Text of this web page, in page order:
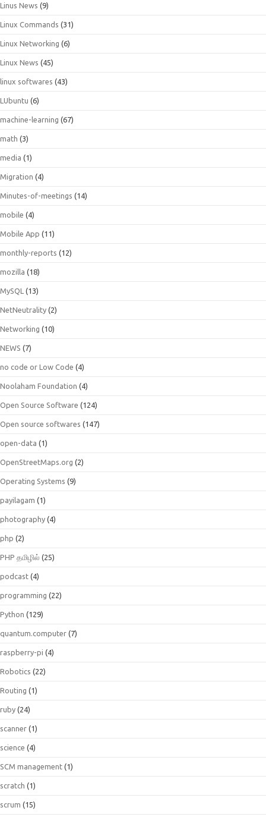
Linus News (9)
Linux Commands (31)
Linux Networking (6)
Linux News (45)
linux softwares (43)
LUbuntu (6)
machine-learning (67)
math (3)
media (1)
Migration (4)
Minutes-of-meetings (14)
mobile (4)
Mobile App (11)
monthly-reports (12)
mozilla (18)
MySQL (13)
NetNeutrality (2)
Networking (10)
NEWS (7)
no code or Low Code (4)
Noolaham Foundation (4)
Open Source Software (124)
Open source softwares (147)
open-data (1)
OpenStreetMaps.org (2)
Operating Systems (9)
payilagam (1)
photography (4)
php (2)
PHP தமிழில் (25)
podcast (4)
programming (22)
Python (129)
quantum.computer (7)
raspberry-pi (4)
Robotics (22)
Routing (1)
ruby (24)
scanner (1)
science (4)
SCM management (1)
scratch (1)
scrum (15)